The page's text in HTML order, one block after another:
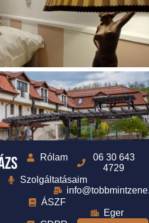
Rólam
Szolgáltatásaim
ÁSZF
06 30 643
4729
Eger